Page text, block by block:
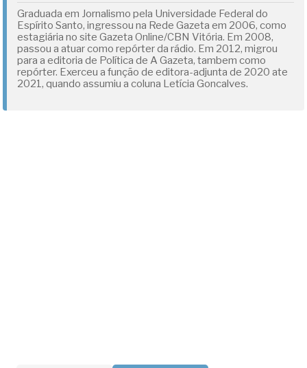
Graduada em Jornalismo pela Universidade Federal do
Espírito Santo, ingressou na Rede Gazeta em 2006, como
estagiária no site Gazeta Online/CBN Vitória. Em 2008,
passou a atuar como repórter da rádio. Em 2012, migrou
para a editoria de Política de A Gazeta, tambem como
repórter. Exerceu a função de editora-adjunta de 2020 ate
2021, quando assumiu a coluna Letícia Goncalves.